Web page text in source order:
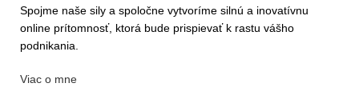
Spojme naše sily a spoločne vytvoríme silnú a inovatívnu
online prítomnosť, ktorá bude prispievať k rastu vášho
podnikania.
Viac o mne